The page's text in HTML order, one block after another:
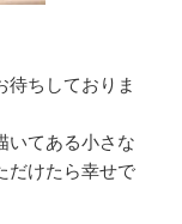
待ちしておりま
いてある小さな
だけたら幸せで